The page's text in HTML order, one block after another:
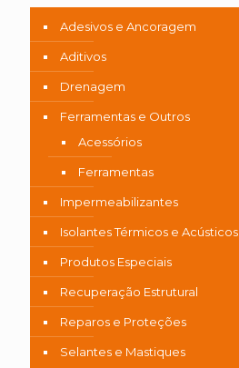
Adesivos e Ancoragem
Aditivos
Drenagem
Ferramentas e Outros
Acessórios
Ferramentas
Impermeabilizantes
Isolantes Térmicos e Acústicos
Produtos Especiais
Recuperação Estrutural
Reparos e Proteções
Selantes e Mastiques